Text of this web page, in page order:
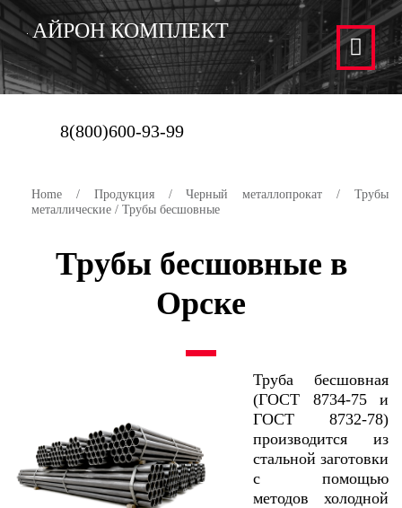
АЙРОН КОМПЛЕКТ
8(800)600-93-99
Home / Продукция/Черный металлопрокат /Трубы
металлические / Трубы бесшовные
Трубы бесшовные в
Орске
Труба бесшовная
(ГОСТ 8734-75 и
ГОСТ 8732-78)
производится из
стальной заготовки
с помощью
методов холодной